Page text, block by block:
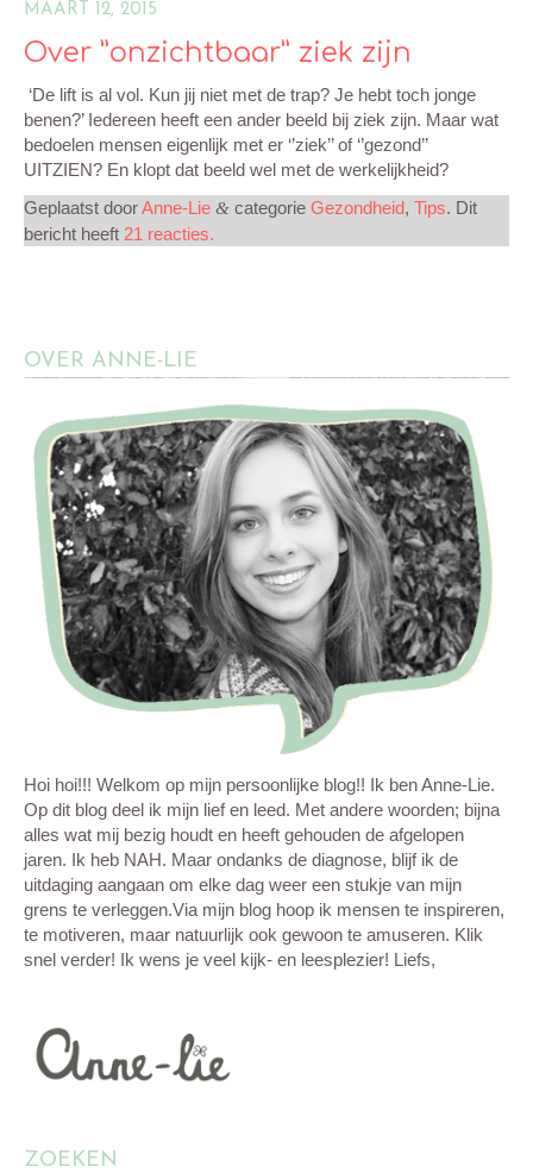
MAART 12, 2015
Over ”onzichtbaar” ziek zijn
‘De lift is al vol. Kun jij niet met de trap? Je hebt toch jonge
benen?’ Iedereen heeft een ander beeld bij ziek zijn. Maar wat
bedoelen mensen eigenlijk met er ‘’ziek’’ of ‘’gezond’’
UITZIEN? En klopt dat beeld wel met de werkelijkheid?
Geplaatst doorAnne-Lie & categorie Gezondheid, Tips. Dit
bericht heeft 21 reacties.
OVER ANNE-LIE
Hoi hoi!!! Welkom op mijn persoonlijke blog!! Ik ben Anne-Lie.
Op dit blog deel ik mijn lief en leed. Met andere woorden; bijna
alles wat mij bezig houdt en heeft gehouden de afgelopen
jaren. Ik heb NAH. Maar ondanks de diagnose, blijf ik de
uitdaging aangaan om elke dag weer een stukje van mijn
grens te verleggen.Via mijn blog hoop ik mensen te inspireren,
te motiveren, maar natuurlijk ook gewoon te amuseren. Klik
snel verder! Ik wens je veel kijk- en leesplezier! Liefs,
ZOEKEN